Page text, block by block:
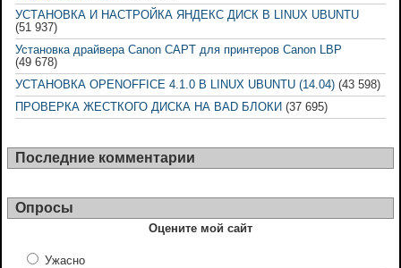
УСТАНОВКА И НАСТРОЙКА ЯНДЕКС ДИСК В LINUX UBUNTU
(51 937)
Установка драйвера Canon CAPT для принтеров Canon LBP
(49 678)
УСТАНОВКА OPENOFFICE 4.1.0 В LINUX UBUNTU (14.04) (43 598)
ПРОВЕРКА ЖЕСТКОГО ДИСКА НА BAD БЛОКИ (37 695)
Последние комментарии
Опросы
Оцените мой сайт
Ужасно